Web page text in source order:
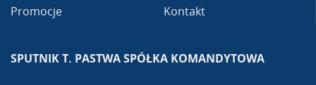
Promocje
Kontakt
SPUTNIK T. PASTWA SPÓŁKA KOMANDYTOWA